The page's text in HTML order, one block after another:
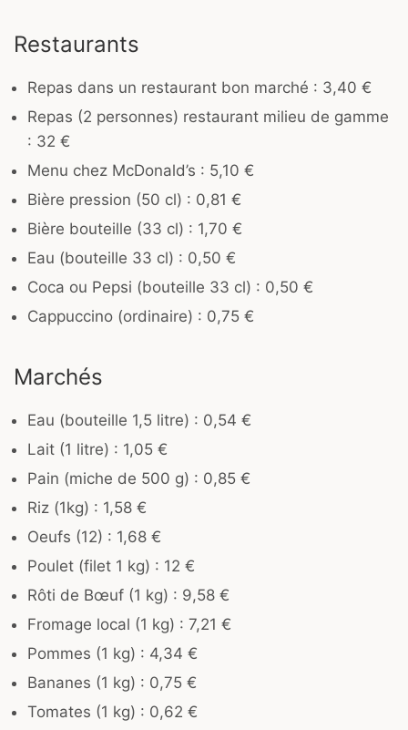
Restaurants
Repas dans un restaurant bon marché : 3,40 €
Repas (2 personnes) restaurant milieu de gamme
: 32 €
Menu chez McDonald’s : 5,10 €
Bière pression (50 cl) : 0,81 €
Bière bouteille (33 cl) : 1,70 €
Eau (bouteille 33 cl) : 0,50 €
Coca ou Pepsi (bouteille 33 cl) : 0,50 €
Cappuccino (ordinaire) : 0,75 €
Marchés
Eau (bouteille 1,5 litre) : 0,54 €
Lait (1 litre) : 1,05 €
Pain (miche de 500 g) : 0,85 €
Riz (1kg) : 1,58 €
Oeufs (12) : 1,68 €
Poulet (filet 1 kg) : 12 €
Rôti de Bœuf (1 kg) : 9,58 €
Fromage local (1 kg) : 7,21 €
Pommes (1 kg) : 4,34 €
Bananes (1 kg) : 0,75 €
Tomates (1 kg) : 0,62 €